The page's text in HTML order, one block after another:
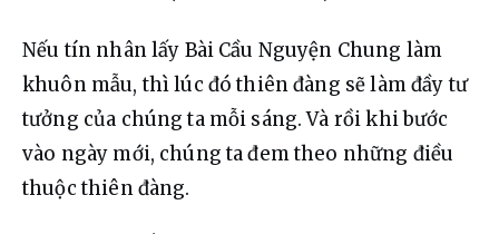
Nếu tín nhân lấy Bài Cầu Nguyện Chung làm
khuôn mẫu, thì lúc đó thiên đàng sẽ làm đầy tư
tưởng của chúng ta mỗi sáng. Và rồi khi bước
vào ngày mới, chúng ta đem theo những điều
thuộc thiên đàng.